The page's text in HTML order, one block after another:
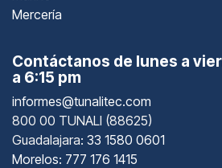
Mercería
Contáctanos de lunes a
a 6:15 pm
informes@tunalitec.com
800 00 TUNALI (88625)
Guadalajara: 33 1580 0601
Morelos: 777 176 1415